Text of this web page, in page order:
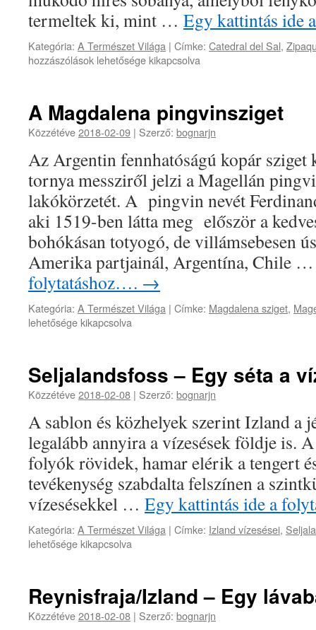
termeltek ki, mint … Egy kattintás
Kategória: A Természet Világa | Címke: Catedral del Sal,
hozzászólások lehetősége kikapcsolva
A Magdalena pingvinsziget
Közzétéve2018-02-09 | Szerző: bognarjn
Az Argentin fennhatóságú kopár
tornya messziről jelzi a Magellán
lakókörzetét. A pingvin nevét
aki 1519-ben látta meg először a
bohókásan totyogó, de villámsebesen
Amerika partjainál, Argentína, Chile
folytatáshoz…. →
Kategória: A Természet Világa | Címke: Magdalena sziget,
lehetősége kikapcsolva
Seljalandsfoss – Egy séta a
Közzétéve2018-02-08 | Szerző: bognarjn
A sablon és közhelyek szerint Izland a
legalább annyira a vízesések földje is.
folyók rövidek, hamar elérik a tengert
tevékenység szabdalta felszínen a
vízesésekkel … Egy kattintás ide a
Kategória: A Természet Világa | Címke: Izland vízesései,
lehetősége kikapcsolva
Reynisfraja/Izland – Egy
Közzétéve2018-02-08 | Szerző: bognarjn